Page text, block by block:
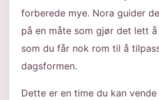
forberede mye. Nora guider
på en måte som gjør det lett
som du får nok rom til å
dagsformen.
Dette er en time du kan